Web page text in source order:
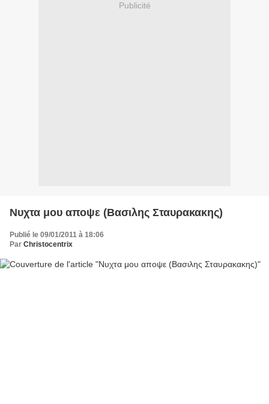
Publicité
Νυχτα μου αποψε (Βασιλης Σταυρακακης)
Publié le 09/01/2011 à 18:06
Par Christocentrix